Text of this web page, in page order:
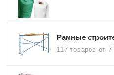
Рамные
117 товаров от 7